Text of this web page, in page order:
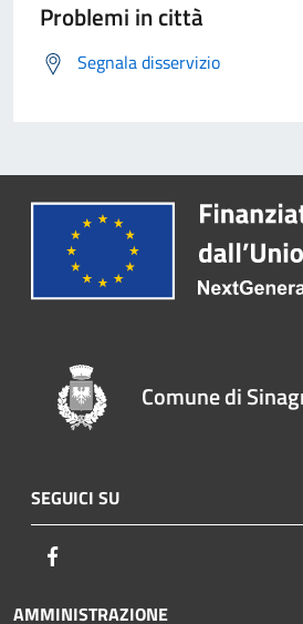
Problemi in città
Segnala disservizio
Comune di
SEGUICI SU
AMMINISTRAZIONE